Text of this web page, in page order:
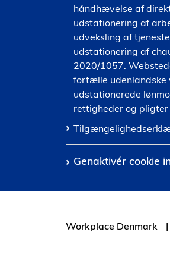
håndhævelse af
udstationering af
udveksling af
udstationering af
2020/1057.
fortælle udenlandske
udstationerede
rettigheder og pligter
Genaktivér cookie
Workplace Denmark